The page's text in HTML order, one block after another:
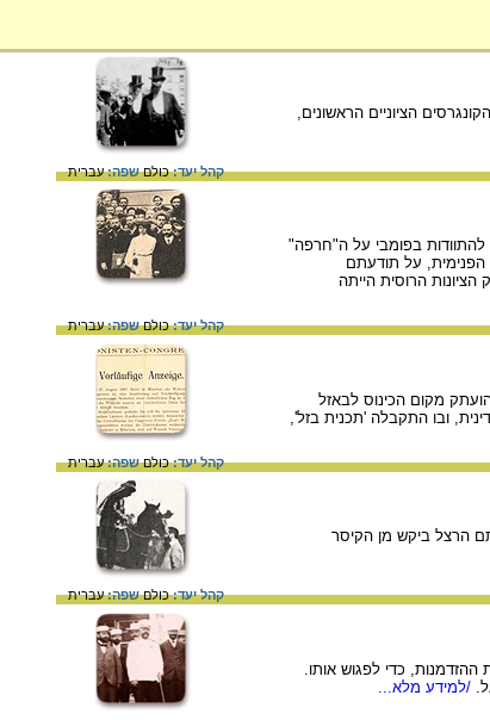
הציוניים הראשונים,
קהל יעד:כולםשפה:עברית
להתוודות בפומבי על ה"חרפה"
הפנימית, על תודעתם
הרוסית הייתה
קהל יעד:כולםשפה:עברית
אך עקב מחאת רבנים מקומיים הועתק מקום הכינוס לבאזל
ובו התקבלה 'תכנית בזל',
קהל יעד:כולםשפה:עברית
הרצל ביקש מן הקיסר
קהל יעד:כולםשפה:עברית
ההזדמנות, כדי לפגוש אותו.
/למידע מלא...